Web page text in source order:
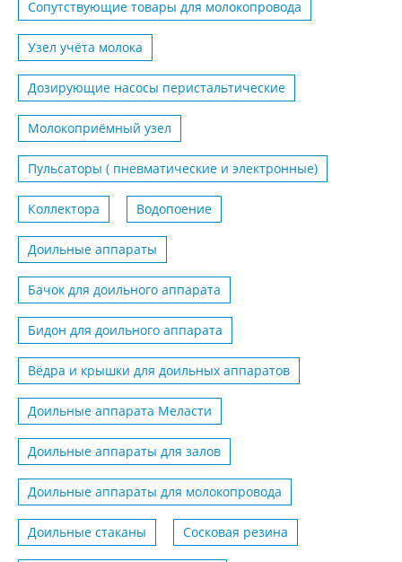
Сопутствующие товары для молокопровода
Узел учёта молока
Дозирующие насосы перистальтические
Молокоприёмный узел
Пульсаторы ( пневматические и электронные)
Коллектора Водопоение
Доильные аппараты
Бачок для доильного аппарата
Бидон для доильного аппарата
Вёдра и крышки для доильных аппаратов
Доильные аппарата Меласти
Доильные аппараты для залов
Доильные аппараты для молокопровода
Доильные стаканы Сосковая резина